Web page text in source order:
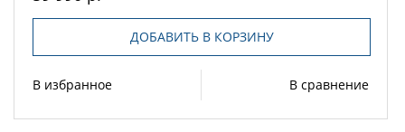
ДОБАВИТЬ В КОРЗИНУ
В избранное В сравнение